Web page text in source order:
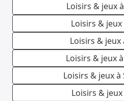
Loisirs & jeux
Loisirs &
Loisirs & jeux
Loisirs & jeux
Loisirs & jeux à
Loisirs &